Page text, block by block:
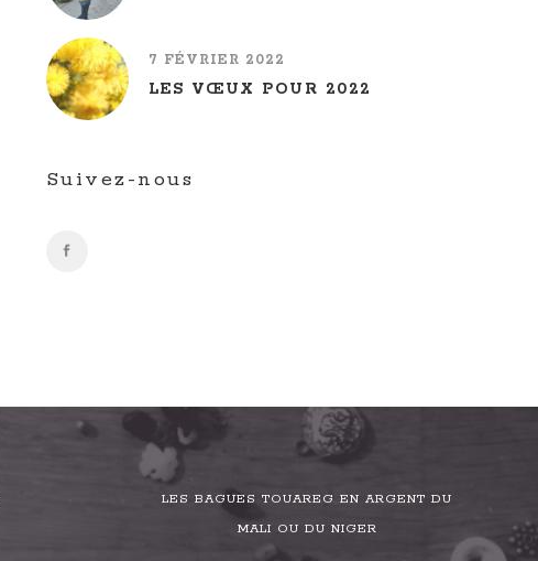
7 FÉVRIER 2022
LES VŒUX POUR 2022
Suivez-nous
LES BAGUES TOUAREG EN ARGENT DU
MALI OU DU NIGER